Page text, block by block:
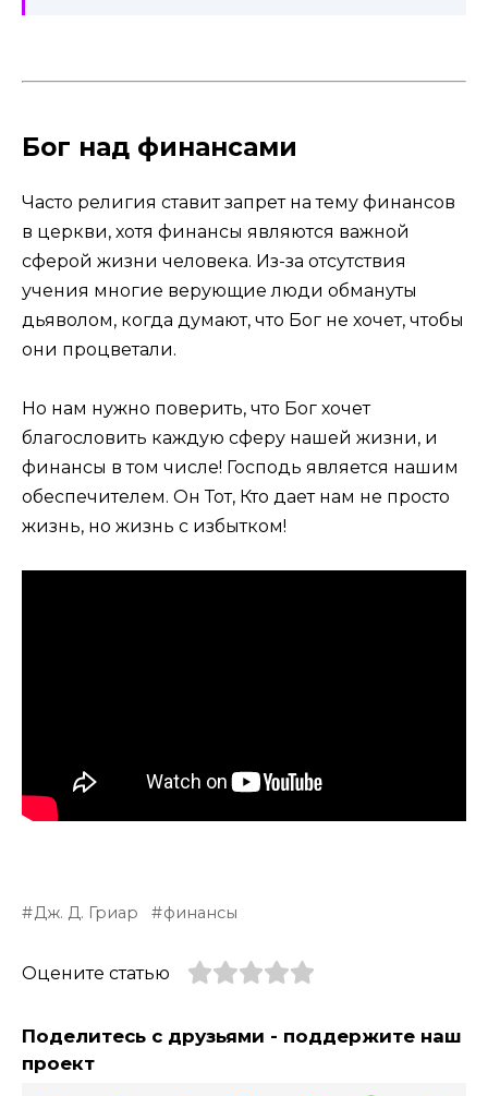
Бог над финансами
Часто религия ставит запрет на тему финансов
в церкви, хотя финансы являются важной
сферой жизни человека. Из-за отсутствия
учения многие верующие люди обмануты
дьяволом, когда думают, что Бог не хочет, чтобы
они процветали.
Но нам нужно поверить, что Бог хочет
благословить каждую сферу нашей жизни, и
финансы в том числе! Господь является нашим
обеспечителем. Он Тот, Кто дает нам не просто
жизнь, но жизнь с избытком!
Дж. Д. Гриар финансы
Оцените статью
Поделитесь с друзьями - поддержите наш
проект